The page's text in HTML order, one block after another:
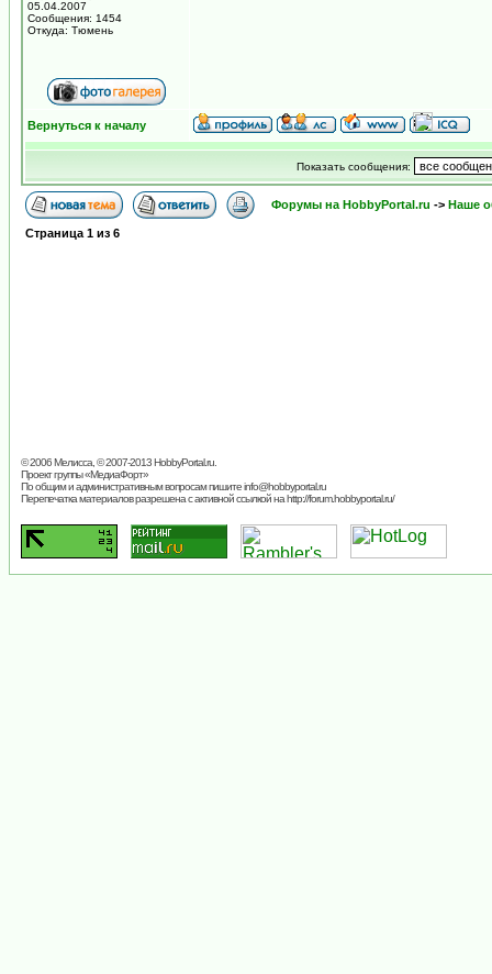
05.04.2007
Сообщения: 1454
Откуда: Тюмень
Вернуться к началу
Показать сообщения:
Форумы на HobbyPortal.ru -> Наше
Страница 1 из 6
© 2006 Мелисса, © 2007-2013HobbyPortal.ru
Проект группы «МедиаФорт»
По общим и административным вопросам пишитеinfo@hobbyportal.ru
Перепечатка материалов разрешена с активной ссылкой на http://forum.hobbyportal.ru/